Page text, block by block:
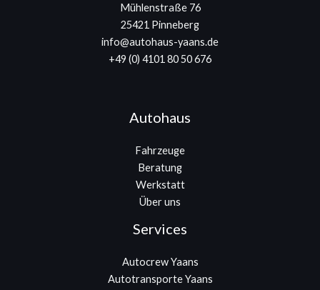
Mühlenstraße 76
25421 Pinneberg
info@autohaus-yaans.de
+49 (0) 4101 80 50 676
Autohaus
Fahrzeuge
Beratung
Werkstatt
Über uns
Services
Autocrew Yaans
Autotransporte Yaans